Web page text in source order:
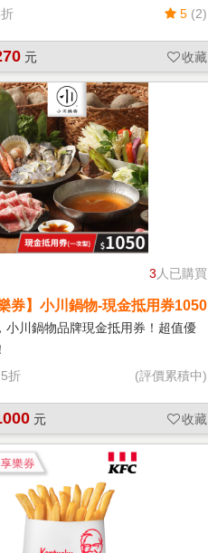
5 (2)
元 收藏
3 人已購買
樂券】小川鍋物-現金抵用券1050
型)
小川鍋物品牌現金抵用券！超值優
折 (評價累積中)
元 收藏